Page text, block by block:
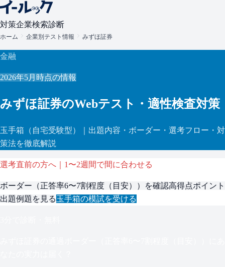
対策企業検索診断
ホーム 企業別テスト情報 みずほ証券
金融
2026年5月 時点の情報
みずほ証券のWebテスト・適性検査対策
玉手箱 （自宅受験型）
｜出題内容・ボーダー・選考フロー・対
策法を徹底解説
選考直前の方へ｜1〜2週間で間に合わせる
ボーダー（正答率6〜7割程度（目安） ）を確認高得点ポイント
出題例題を見る玉手箱の模試を受ける